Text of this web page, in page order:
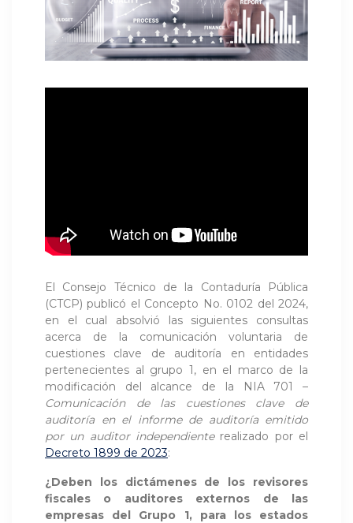
El Consejo Técnico de la Contaduría Pública
(CTCP) publicó el Concepto No. 0102 del 2024,
en el cual absolvió las siguientes consultas
acerca de la comunicación voluntaria de
cuestiones clave de auditoría en entidades
pertenecientes al grupo 1, en el marco de la
modificación del alcance de la NIA 701 –
Comunicación de las cuestiones clave de
auditoría en el informe de auditoría emitido
por un auditor independienterealizado por el
Decreto 1899 de 2023:
¿Deben los dictámenes de los revisores
fiscales o auditores externos de las
empresas del Grupo 1, para los estados